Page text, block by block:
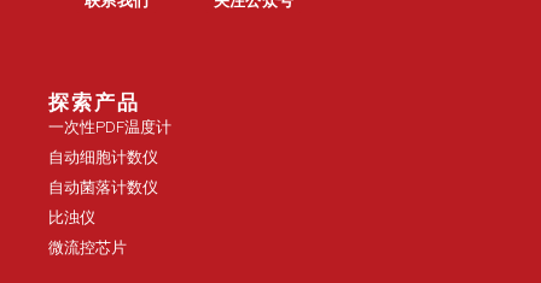
探索产品
一次性PDF温度计
自动细胞计数仪
自动菌落计数仪
比浊仪
微流控芯片